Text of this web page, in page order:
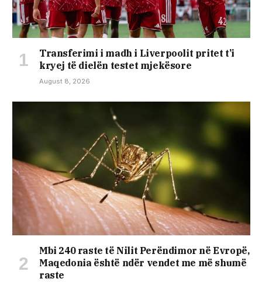
Transferimi i madh i Liverpoolit pritet t’i
kryej të dielën testet mjekësore
August 8, 2026
Mbi 240 raste të Nilit Perëndimor në Evropë,
Maqedonia është ndër vendet me më shumë
raste